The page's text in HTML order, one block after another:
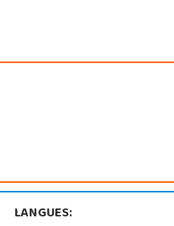
LANGUES: